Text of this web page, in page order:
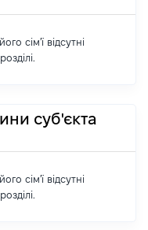
сім'ї відсутні
суб'єкта
сім'ї відсутні